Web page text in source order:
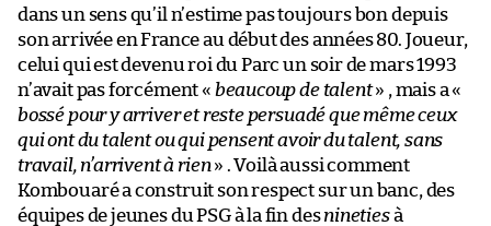
dans un sens qu’il n’estime pas toujours bon depuis
son arrivée en France au début des années 80. Joueur,
celui qui est devenu roi du Parc un soir de mars 1993
n’avait pas forcément « beaucoup de talent» , mais a «
bossé pour y arriver et reste persuadé que même ceux
qui ont du talent ou qui pensent avoir du talent, sans
travail, n’arrivent à rien» . Voilà aussi comment
Kombouaré a construit son respect sur un banc, des
équipes de jeunes du PSG à la fin desninetiesà